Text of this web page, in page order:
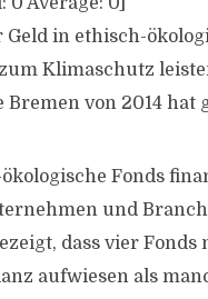
in ethisch-
Klimaschutz
von 2014 hat
Fonds
und
dass vier
aufwiesen als